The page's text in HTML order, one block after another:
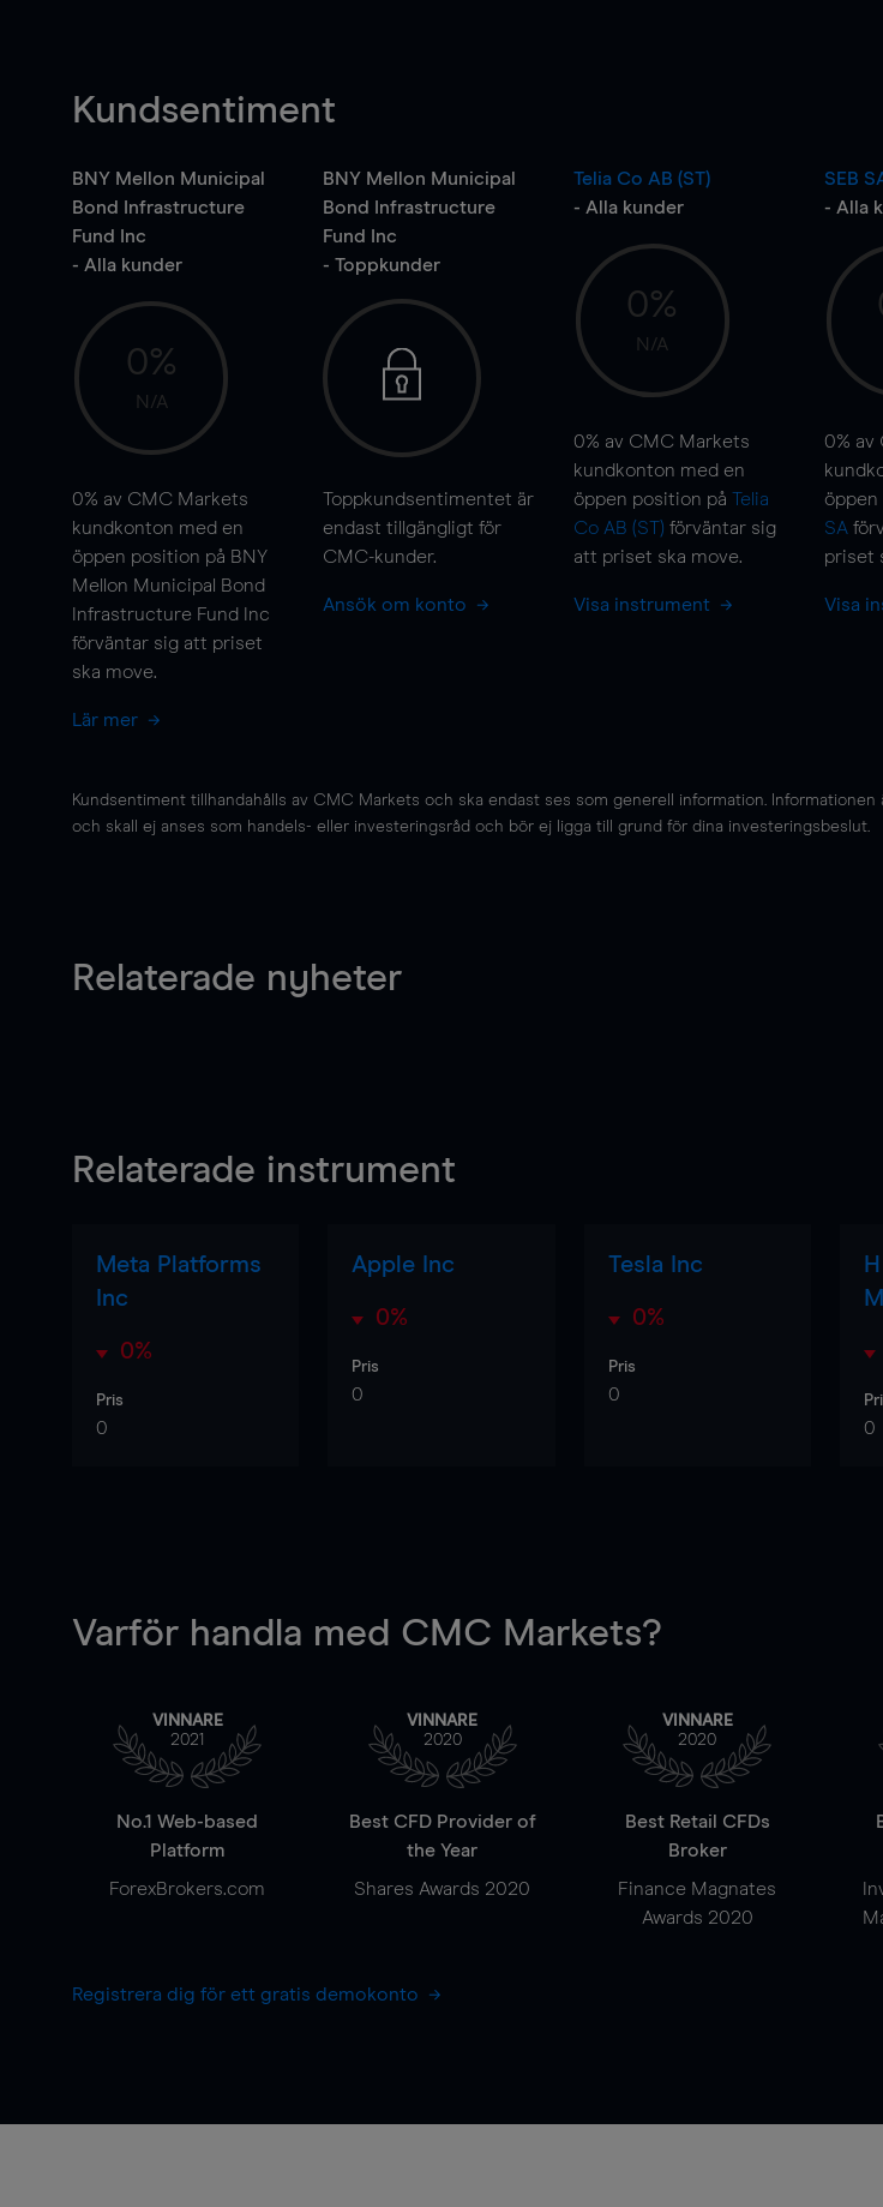
Kundsentiment
BNY Mellon Municipal
Bond Infrastructure
Fund Inc
- Alla kunder
0%
N/A
0% av CMC Markets
kundkonton med en
öppen position på BNY
Mellon Municipal Bond
Infrastructure Fund Inc
förväntar sig att priset
ska move.
Lär mer
BNY Mellon Municipal
Bond Infrastructure
Fund Inc
- Toppkunder
Toppkundsentimentet är
endast tillgängligt för
CMC-kunder.
Ansök om konto
Telia Co AB (ST)
- Alla kunder
0%
N/A
0% av CMC Markets
kundkonton med en
öppen position på Telia
Co AB (ST) förväntar sig
att priset ska move.
Visa instrument
SEB
- Alla
0% av
öppen
SA
priset
Visa
Kundsentiment tillhandahålls av CMC Markets och ska endast ses som generell information. Informationen
och skall ej anses som handels- eller investeringsråd och bör ej ligga till grund för dina investeringsbeslut.
Relaterade nyheter
Relaterade instrument
Meta Platforms
Inc
0%
Pris
0
Apple Inc
0%
Pris
0
Tesla Inc
0%
Pris
0
0
Varför handla med CMC Markets?
VINNARE
2021
No.1 Web-based
Platform
ForexBrokers.com
VINNARE
2020
Best CFD Provider of
the Year
Shares Awards 2020
VINNARE
2020
Best Retail CFDs
Broker
Finance Magnates
Awards 2020
Registrera dig för ett gratis demokonto